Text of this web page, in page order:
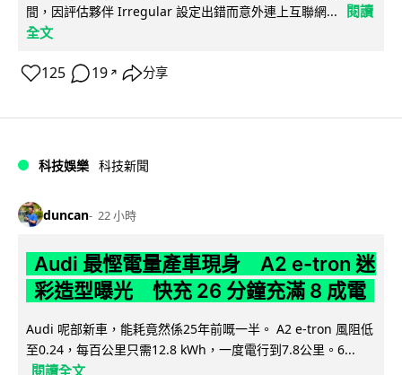
間，因評估夥伴 Irregular 設定出錯而意外連上互聯網...
閱讀
全文
125 19 ↗ 分享
科技娛樂 科技新聞
duncan 22 小時
Audi 最慳電量產車現身 A2 e-tron 迷
彩造型曝光 快充 26 分鐘充滿 8 成電
Audi 呢部新車，能耗竟然係25年前嘅一半。 A2 e-tron 風阻低
至0.24，每百公里只需12.8 kWh，一度電行到7.8公里。6...
閱讀全文